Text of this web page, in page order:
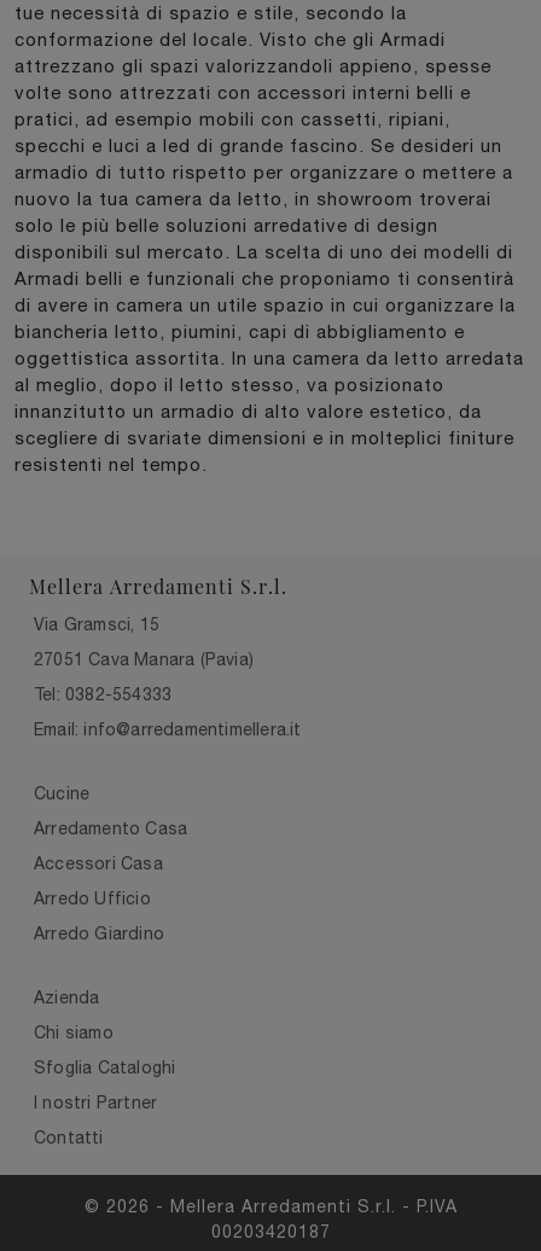
tue necessità di spazio e stile, secondo la
conformazione del locale. Visto che gli Armadi
attrezzano gli spazi valorizzandoli appieno, spesse
volte sono attrezzati con accessori interni belli e
pratici, ad esempio mobili con cassetti, ripiani,
specchi e luci a led di grande fascino. Se desideri un
armadio di tutto rispetto per organizzare o mettere a
nuovo la tua camera da letto, in showroom troverai
solo le più belle soluzioni arredative di design
disponibili sul mercato. La scelta di uno dei modelli di
Armadi belli e funzionali che proponiamo ti consentirà
di avere in camera un utile spazio in cui organizzare la
biancheria letto, piumini, capi di abbigliamento e
oggettistica assortita. In una camera da letto arredata
al meglio, dopo il letto stesso, va posizionato
innanzitutto un armadio di alto valore estetico, da
scegliere di svariate dimensioni e in molteplici finiture
resistenti nel tempo.
Mellera Arredamenti S.r.l.
Via Gramsci, 15
27051 Cava Manara (Pavia)
Tel: 0382-554333
Email: info@arredamentimellera.it
Cucine
Arredamento Casa
Accessori Casa
Arredo Ufficio
Arredo Giardino
Azienda
Chi siamo
Sfoglia Cataloghi
I nostri Partner
Contatti
© 2026 - Mellera Arredamenti S.r.l. - P.IVA
00203420187